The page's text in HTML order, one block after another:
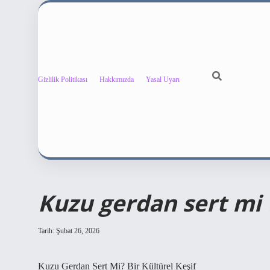
Gizlilik Politikası Hakkımızda Yasal Uyarı
Kuzu gerdan sert mi
Tarih: Şubat 26, 2026
Kuzu Gerdan Sert Mi? Bir Kültürel Keşif